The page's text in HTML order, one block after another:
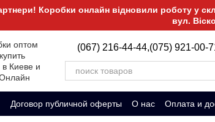
Коробки онлайн відновили роботу у
вул.
(067) 216-44-44,(075) 921-00-
Договор публичной оферты О нас Оплата и